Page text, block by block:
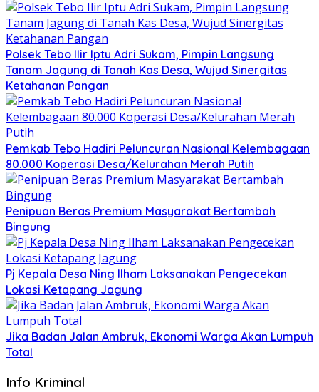
Polsek Tebo Ilir Iptu Adri Sukam, Pimpin Langsung
Tanam Jagung di Tanah Kas Desa, Wujud Sinergitas
Ketahanan Pangan
Pemkab Tebo Hadiri Peluncuran Nasional Kelembagaan
80.000 Koperasi Desa/Kelurahan Merah Putih
Penipuan Beras Premium Masyarakat Bertambah
Bingung
Pj Kepala Desa Ning Ilham Laksanakan Pengecekan
Lokasi Ketapang Jagung
Jika Badan Jalan Ambruk, Ekonomi Warga Akan Lumpuh
Total
Info Kriminal